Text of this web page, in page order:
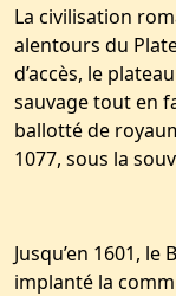
La civilisation
alentours du
d’accès, le
sauvage tout en
ballotté de
1077, sous la
Jusqu’en 1601,
implanté la